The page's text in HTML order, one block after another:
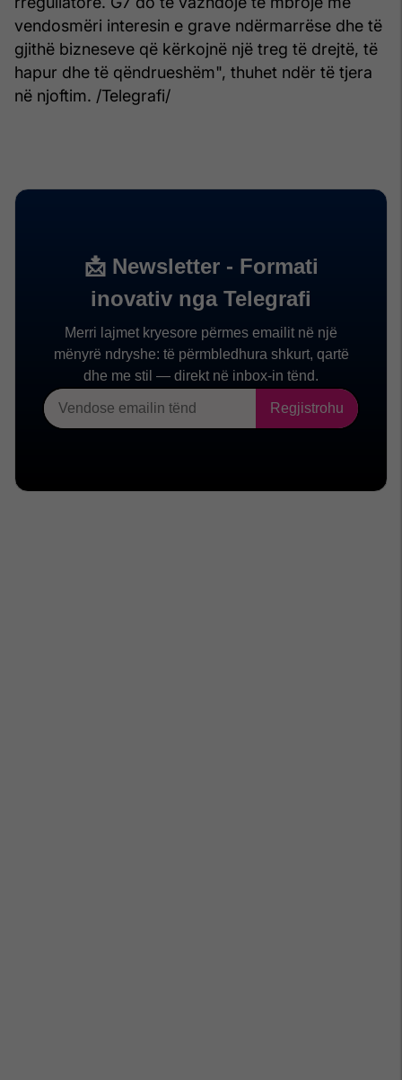
vendosmëri interesin e grave ndërmarrëse dhe të
gjithë bizneseve që kërkojnë një treg të drejtë, të
hapur dhe të qëndrueshëm", thuhet ndër të tjera
në njoftim. /Telegrafi/